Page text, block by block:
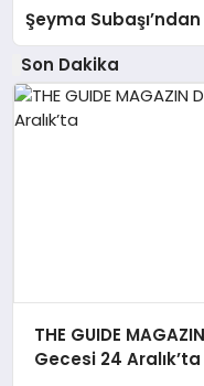
Şeyma
Son Dakika
THE GUIDE
Gecesi 24 Aralık’ta